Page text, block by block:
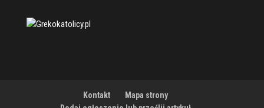
Kontakt
Mapa strony